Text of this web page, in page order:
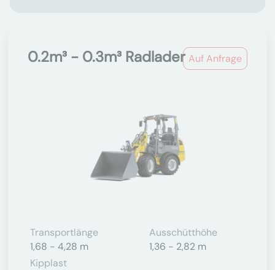
Auf Anfrage
0.2m³ - 0.3m³ Radlader
Transportlänge
1,68 - 4,28 m
Ausschütthöhe
1,36 - 2,82 m
Kipplast